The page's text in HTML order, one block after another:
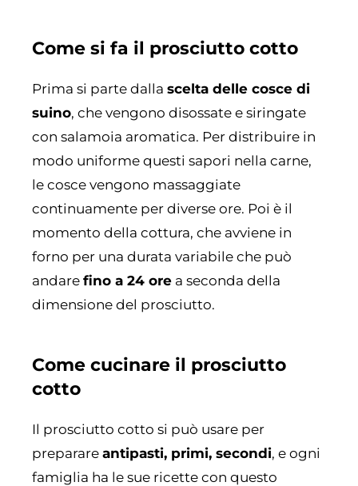
Come si fa il prosciutto cotto
Prima si parte dalla scelta delle cosce di
suino, che vengono disossate e siringate
con salamoia aromatica. Per distribuire in
modo uniforme questi sapori nella carne,
le cosce vengono massaggiate
continuamente per diverse ore. Poi è il
momento della cottura, che avviene in
forno per una durata variabile che può
andare fino a 24 ore a seconda della
dimensione del prosciutto.
Come cucinare il prosciutto
cotto
Il prosciutto cotto si può usare per
preparare antipasti, primi, secondi, e ogni
famiglia ha le sue ricette con questo